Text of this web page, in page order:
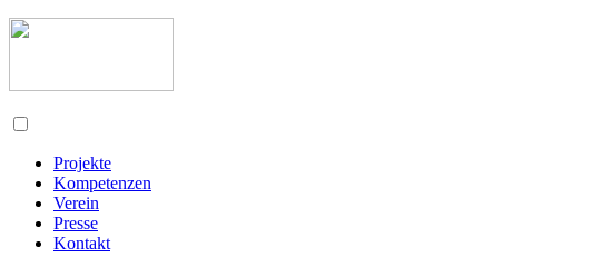
Projekte
Kompetenzen
Verein
Presse
Kontakt